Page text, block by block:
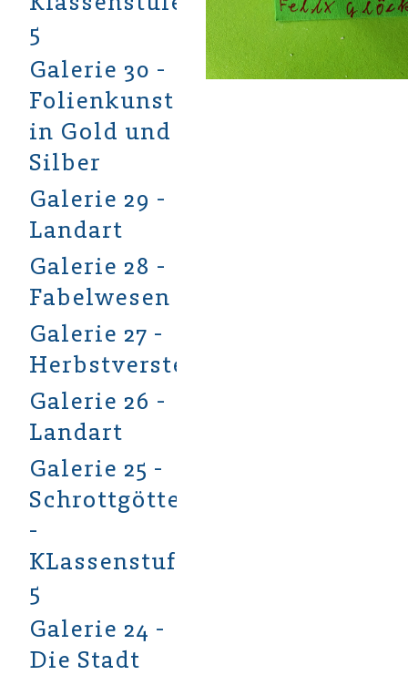
5
Galerie 30 -
Folienkunst
in Gold und
Silber
Galerie 29 -
Landart
Galerie 28 -
Fabelwesen
Galerie 27 -
Herbstverstecke
Galerie 26 -
Landart
Galerie 25 -
Schrottgötter
-
KLassenstufe
5
Galerie 24 -
Die Stadt